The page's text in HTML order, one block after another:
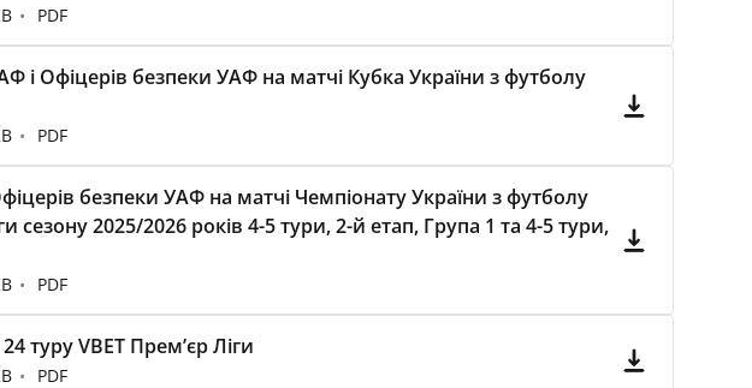
PDF
і Офіцерів безпеки УАФ на матчі Кубка України з футболу
PDF
безпеки УАФ на матчі Чемпіонату України з футболу
сезону 2025/2026 років 4-5 тури, 2-й етап, Група 1 та 4-5 тури,
PDF
туру VBET Премʼєр Ліги
PDF